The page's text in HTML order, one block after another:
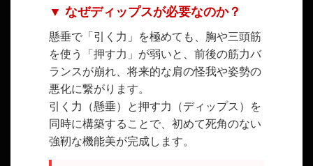
▼ なぜディップスが必要なのか？
懸垂で「引く力」を極めても、胸や三頭筋
を使う「押す力」が弱いと、前後の筋力バ
ランスが崩れ、将来的な肩の怪我や姿勢の
悪化に繋がります。
引く力（懸垂）と押す力（ディップス）を
同時に構築することで、初めて死角のない
強靭な機能美が完成します。